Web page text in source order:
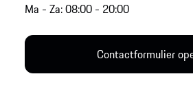
Ma - Za: 08:00 - 20:00
Contactformulier